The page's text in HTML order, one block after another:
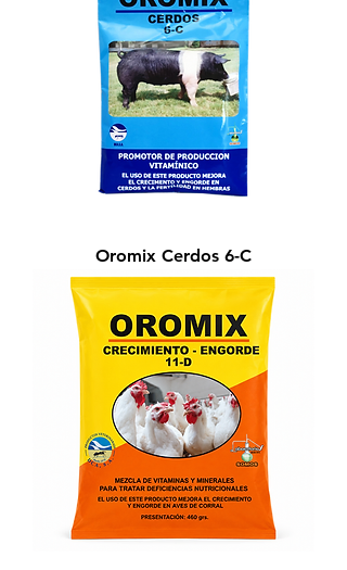
Oromix Cerdos 6-C